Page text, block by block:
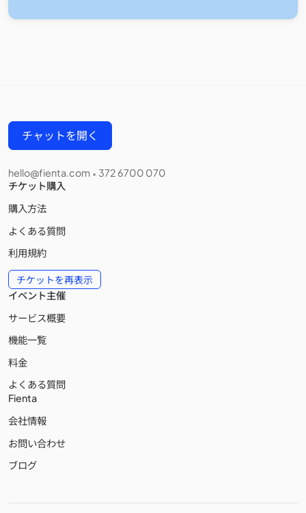
チャットを開く
hello@fienta.com • 372 6700 070
チケット購入
購入方法
よくある質問
利用規約
チケットを再表示
イベント主催
サービス概要
機能一覧
料金
よくある質問
Fienta
会社情報
お問い合わせ
ブログ